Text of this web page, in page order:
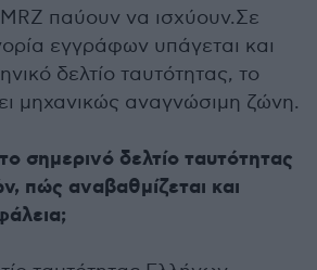
παύουν να ισχύουν.Σε
εγγράφων υπάγεται και
δελτίο ταυτότητας, το
μηχανικώς αναγνώσιμη ζώνη.
σημερινό δελτίο ταυτότητας
πώς αναβαθμίζεται και